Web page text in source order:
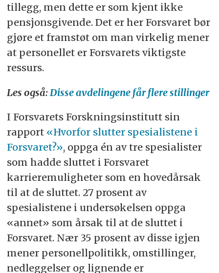
tillegg, men dette er som kjent ikke
pensjonsgivende. Det er her Forsvaret bør
gjøre et framstøt om man virkelig mener
at personellet er Forsvarets viktigste
ressurs.
Les også: Disse avdelingene får flere stillinger
I Forsvarets Forskningsinstitutt sin
rapport «Hvorfor slutter spesialistene i
Forsvaret?», oppga én av tre spesialister
som hadde sluttet i Forsvaret
karrieremuligheter som en hovedårsak
til at de sluttet. 27 prosent av
spesialistene i undersøkelsen oppga
«annet» som årsak til at de sluttet i
Forsvaret. Nær 35 prosent av disse igjen
mener personellpolitikk, omstillinger,
nedleggelser og lignende er